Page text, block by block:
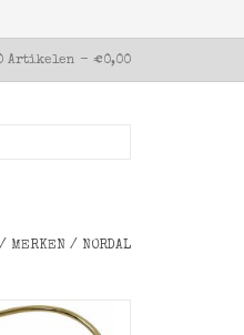
Artikelen - €0,00
/ MERKEN / NORDAL
s-haak